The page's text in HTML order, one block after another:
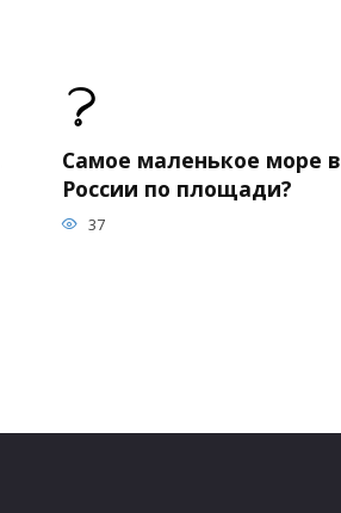
Самое маленькое море в
России по площади?
37